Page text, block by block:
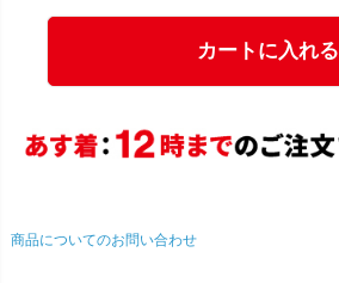
カートに入れる
商品についてのお問い合わせ